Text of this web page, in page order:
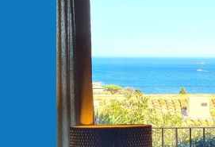
2
chambre(s)